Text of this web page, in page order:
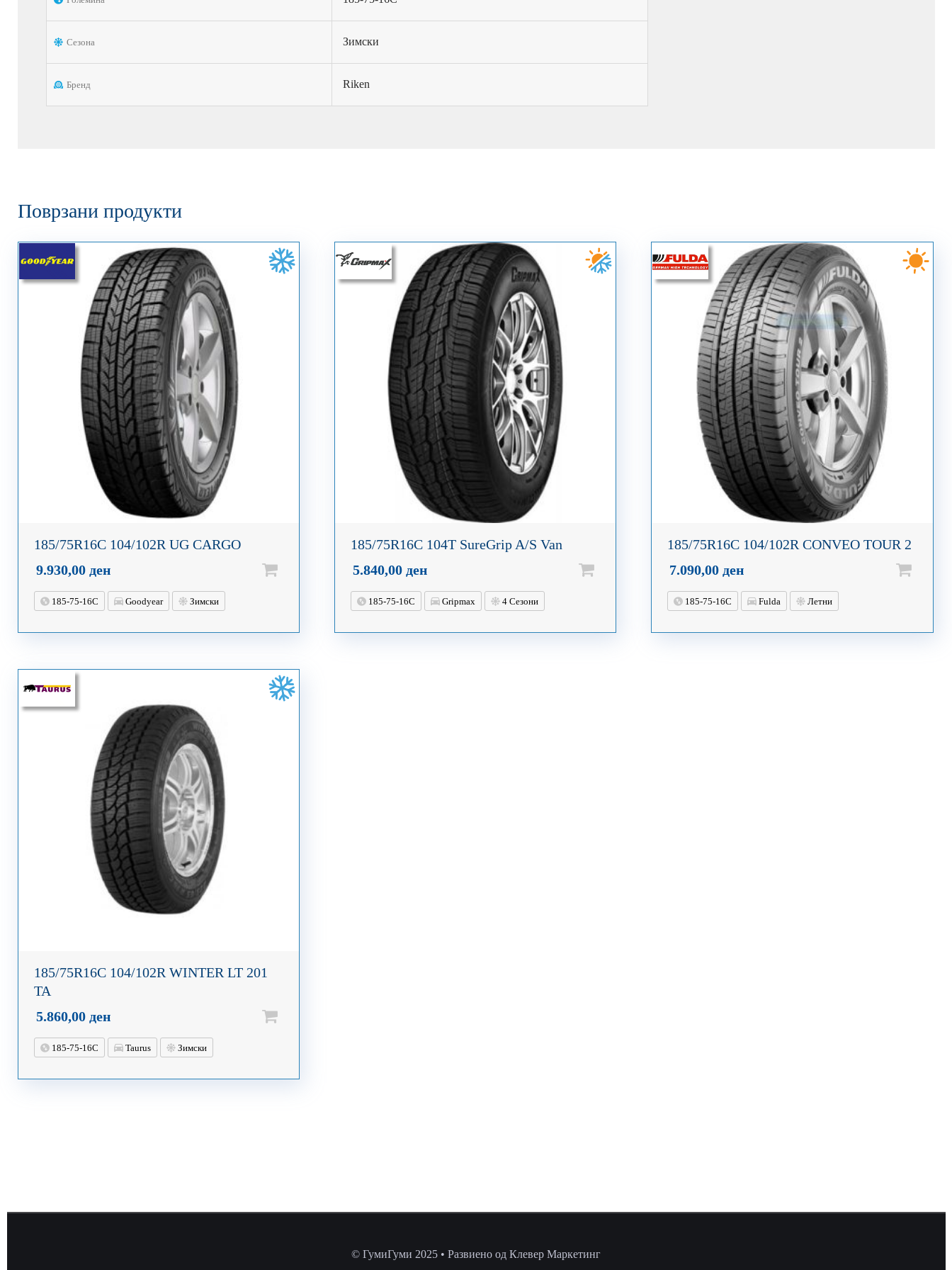
Сезона Зимски
Бренд Riken
Поврзани продукти
185/75R16C 104/102R UG CARGO
9.930,00 ден
185-75-16C Goodyear Зимски
185/75R16C 104T SureGrip A/S Van
5.840,00 ден
185-75-16C Gripmax 4 Сезони
185/75R16C 104/102R CONVEO TOUR 2
7.090,00ден
185-75-16C Fulda Летни
185/75R16C 104/102R WINTER LT 201
TA
5.860,00 ден
185-75-16C Taurus Зимски
© ГумиГуми 2025 • Развиено од Клевер Маркетинг